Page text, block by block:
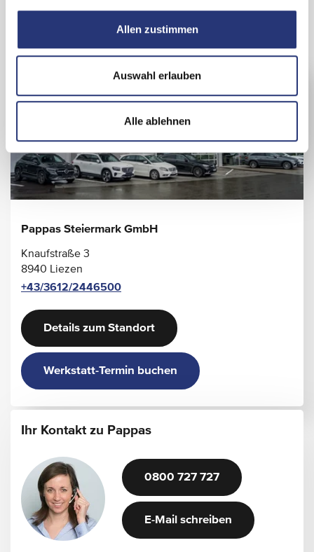
Allen zustimmen
Auswahl erlauben
Alle ablehnen
Standort & Ansprechpartner
Pappas Steiermark GmbH
Knaufstraße 3
8940 Liezen
+43/3612/2446500
Details zum Standort
Werkstatt-Termin buchen
Ihr Kontakt zu Pappas
0800 727 727
E-Mail schreiben